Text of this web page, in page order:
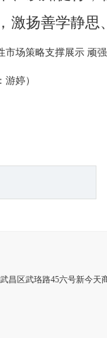
激扬善学静思
市场策略支撑展示 顽强
游婷）
昌区武珞路45六号新今天